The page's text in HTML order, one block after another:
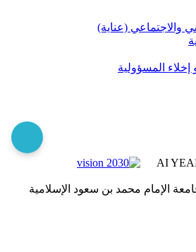
والاجتماعي (عناية)
المسؤولية
الإمام محمد بن سعود الإسلامية